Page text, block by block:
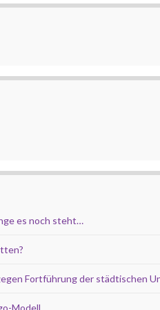
es noch steht…
Fortführung der städtischen
Modell